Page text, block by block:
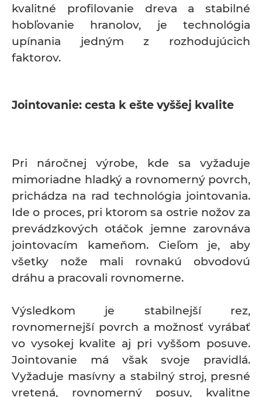
kvalitné profilovanie dreva a stabilné
hobľovanie hranolov, je technológia
upínania jedným z rozhodujúcich
faktorov.
Jointovanie: cesta k ešte vyššej kvalite
Pri náročnej výrobe, kde sa vyžaduje
mimoriadne hladký a rovnomerný povrch,
prichádza na rad technológia jointovania.
Ide o proces, pri ktorom sa ostrie nožov za
prevádzkových otáčok jemne zarovnáva
jointovacím kameňom. Cieľom je, aby
všetky nože mali rovnakú obvodovú
dráhu a pracovali rovnomerne.
Výsledkom je stabilnejší rez,
rovnomernejší povrch a možnosť vyrábať
vo vysokej kvalite aj pri vyššom posuve.
Jointovanie má však svoje pravidlá.
Vyžaduje masívny a stabilný stroj, presné
vretená, rovnomerný posuv, kvalitne